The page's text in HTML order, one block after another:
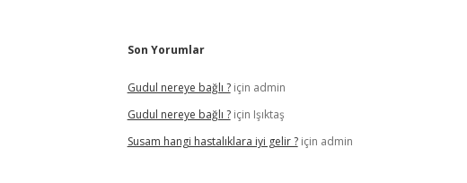
Son Yorumlar
Gudul nereye bağlı ?için admin
Gudul nereye bağlı ?için Işıktaş
Susam hangi hastalıklara iyi gelir ?için admin